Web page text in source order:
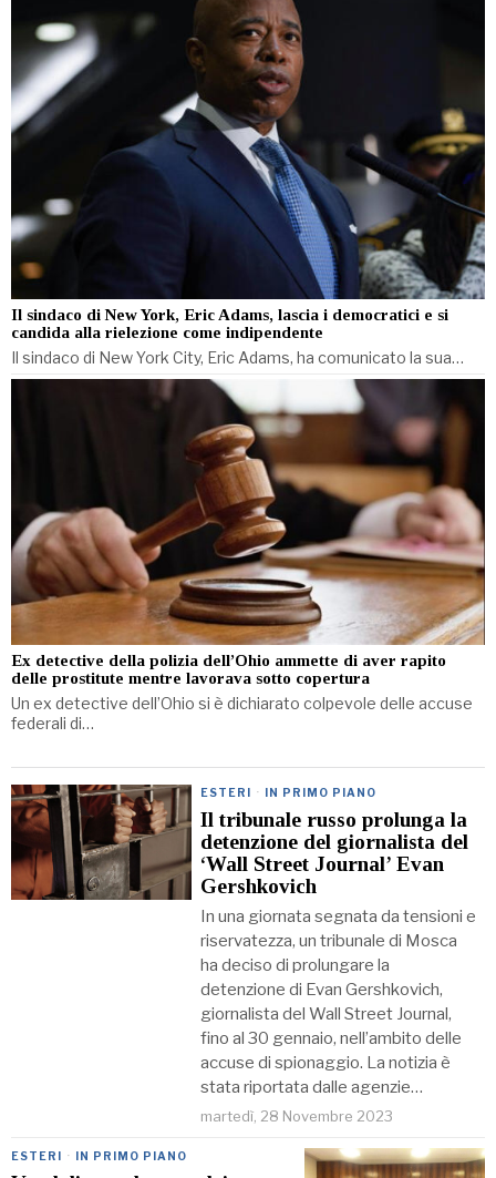
Il sindaco di New York, Eric Adams, lascia i democratici e si
candida alla rielezione come indipendente
Il sindaco di New York City, Eric Adams, ha comunicato la sua…
Ex detective della polizia dell’Ohio ammette di aver rapito
delle prostitute mentre lavorava sotto copertura
Un ex detective dell’Ohio si è dichiarato colpevole delle accuse
federali di…
ESTERI · IN PRIMO PIANO
Il tribunale russo prolunga la
detenzione del giornalista del
‘Wall Street Journal’ Evan
Gershkovich
In una giornata segnata da tensioni e
riservatezza, un tribunale di Mosca
ha deciso di prolungare la
detenzione di Evan Gershkovich,
giornalista del Wall Street Journal,
fino al 30 gennaio, nell’ambito delle
accuse di spionaggio. La notizia è
stata riportata dalle agenzie…
martedì, 28 Novembre 2023
ESTERI · IN PRIMO PIANO